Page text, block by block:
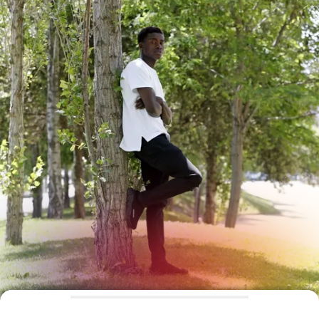
plusicon
label.aria.plus
バルサアカデミー
plusicon
label.aria.plus
10年毎
会長
レジェンド
監督
plusicon
label.aria.plus
プレスパス
Facilities
PLUSICON
LABEL.ARIA.PLUS
トップチーム
女子サッカー
plusicon
label.aria.plus
スケジュール
チケット
結果
順位表
バルサAtlètic
plusicon
label.aria.plus
スケジュール
チケット
結果
順位表
PLUSICON
LABEL.ARIA.PLUS
トップチーム
plusicon
label.aria.plus
スケジュール
チケット
PLUSICON
LABEL.ARIA.PLUS
トップチーム